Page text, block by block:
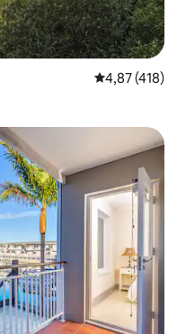
Prosječna
4,87 (418)